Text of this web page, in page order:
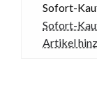
Sofort-
Sofort-
Artikel